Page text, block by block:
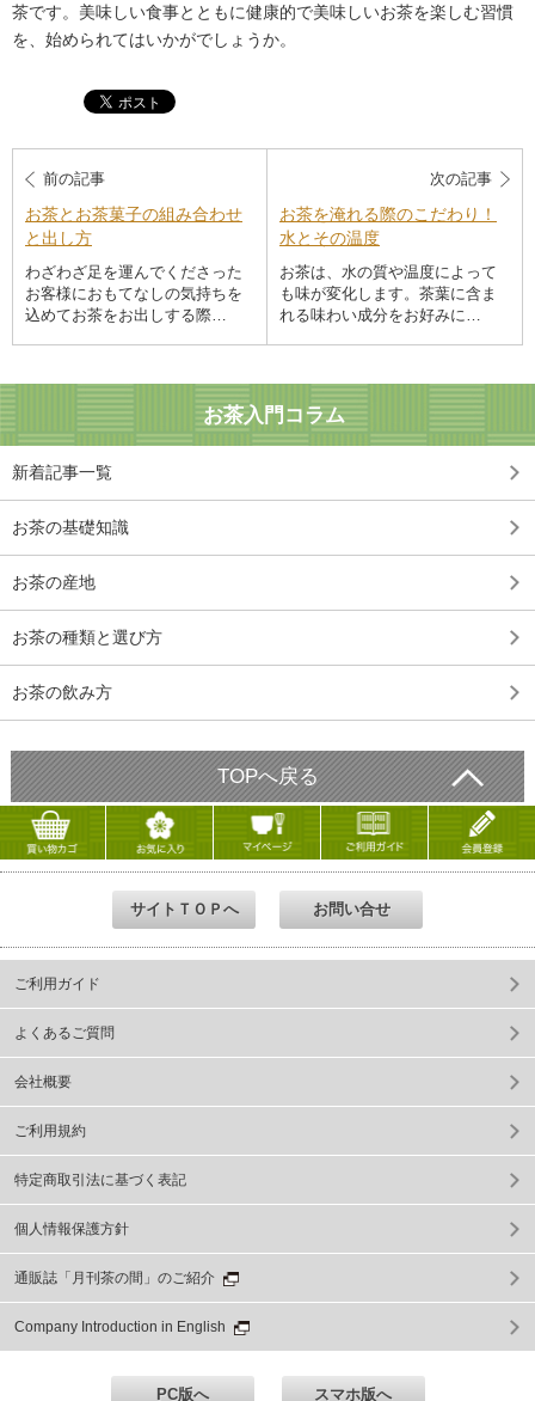
茶です。美味しい食事とともに健康的で美味しいお茶を楽しむ習慣
を、始められてはいかがでしょうか。
前の記事
お茶とお茶菓子の組み合わせ
と出し方
わざわざ足を運んでくださった
お客様におもてなしの気持ちを
込めてお茶をお出しする際…
次の記事
お茶を淹れる際のこだわり！
水とその温度
お茶は、水の質や温度によって
も味が変化します。茶葉に含ま
れる味わい成分をお好みに…
お茶入門コラム
新着記事一覧
お茶の基礎知識
お茶の産地
お茶の種類と選び方
お茶の飲み方
TOPへ戻る
ご利用ガイド
よくあるご質問
会社概要
ご利用規約
特定商取引法に基づく表記
個人情報保護方針
通販誌「月刊茶の間」のご紹介
Company Introduction in English